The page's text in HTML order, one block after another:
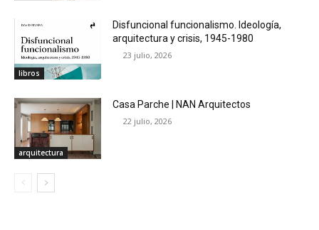
libros
Disfuncional funcionalismo. Ideología,
arquitectura y crisis, 1945-1980
23 julio, 2026
arquitectura
Casa Parche | NAN Arquitectos
22 julio, 2026